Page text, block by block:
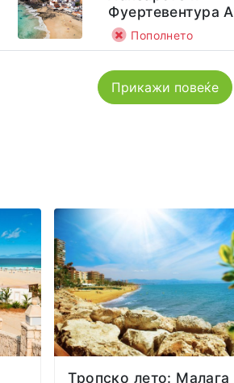
Фуертeвентура
Пополнето
Прикажи повеќе
Тропско лето: Малага